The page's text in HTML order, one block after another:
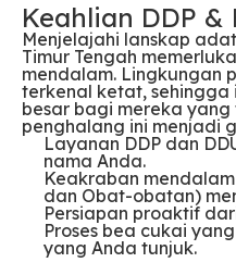
Keahlian DDP &
Menjelajahi lanskap
Timur Tengah
mendalam. Lingkungan
terkenal ketat, sehingga
besar bagi mereka
penghalang ini menjadi
Layanan DDP dan
nama Anda.
Keakraban
dan Obat-obatan)
Persiapan proaktif
Proses bea cukai
yang Anda tunjuk.